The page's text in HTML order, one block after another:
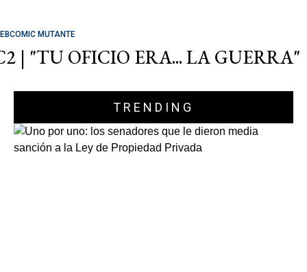
MUTANTE
| "TU OFICIO ERA... LA GUERRA"
TRENDING